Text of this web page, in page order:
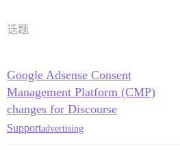
话题
Google Adsense Consent
Management Platform (CMP)
changes for Discourse
Supportadvertising